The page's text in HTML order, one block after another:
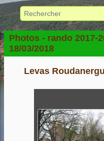
Photos - rando 2017-
18/03/2018
Levas